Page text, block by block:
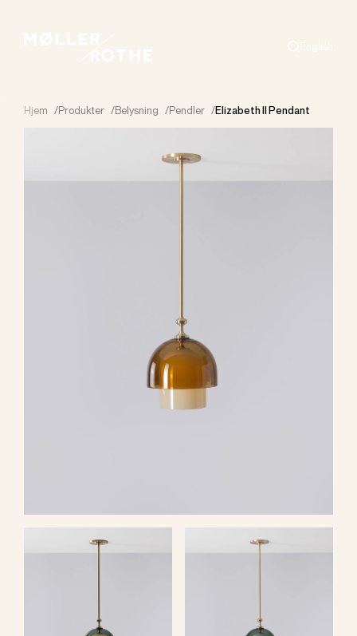
Hjem /Produkter /Belysning /Pendler /Elizabeth II Pendant